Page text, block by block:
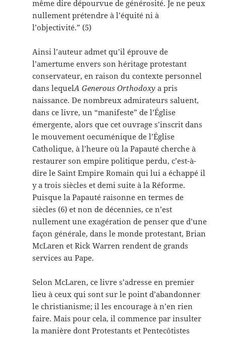
même dire dépourvue de générosité. Je ne peux
nullement prétendre à l’équité ni à
l’objectivité.” (5)
Ainsi l’auteur admet qu’il éprouve de
l’amertume envers son héritage protestant
conservateur, en raison du contexte personnel
dans lequelA Generous Orthodoxya pris
naissance. De nombreux admirateurs saluent,
dans ce livre, un “manifeste” de l’Église
émergente, alors que cet ouvrage s’inscrit dans
le mouvement oecuménique de l’Église
Catholique, à l’heure où la Papauté cherche à
restaurer son empire politique perdu, c’est-à-
dire le Saint Empire Romain qui lui a échappé il
y a trois siècles et demi suite à la Réforme.
Puisque la Papauté raisonne en termes de
siècles (6) et non de décennies, ce n’est
nullement une exagération de penser que d’une
façon générale, dans le monde protestant, Brian
McLaren et Rick Warren rendent de grands
services au Pape.
Selon McLaren, ce livre s’adresse en premier
lieu à ceux qui sont sur le point d’abandonner
le christianisme; il les encourage à n’en rien
faire. Mais pour cela, il commence par insulter
la manière dont Protestants et Pentecôtistes